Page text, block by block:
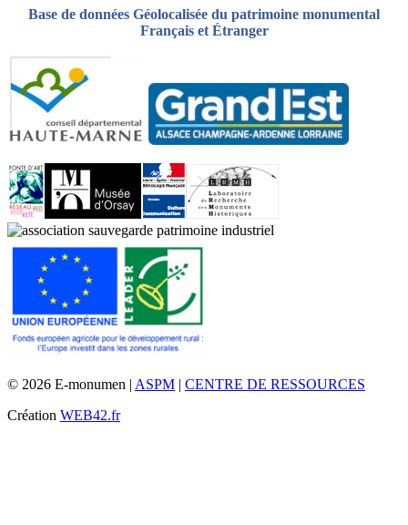
Base de données Géolocalisée du patrimoine monumental
Français et Étranger
© 2026 E-monumen | ASPM | CENTRE DE RESSOURCES
Création WEB42.fr